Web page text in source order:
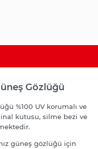
Gözlüğü
%100 UV korumalı ve
kutusu, silme bezi ve
güneş gözlüğü için